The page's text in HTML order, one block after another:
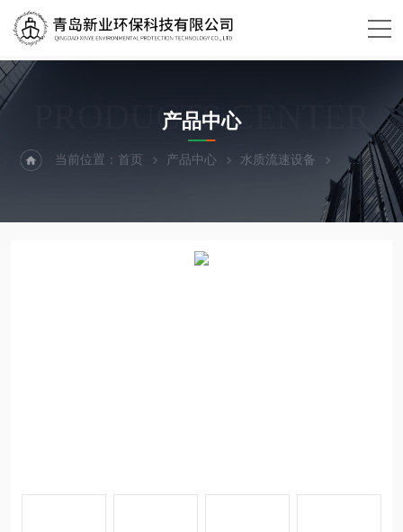
PRODUCTS CENTER
产品中心
当前位置：首页 产品中心 水质流速设备 流速仪